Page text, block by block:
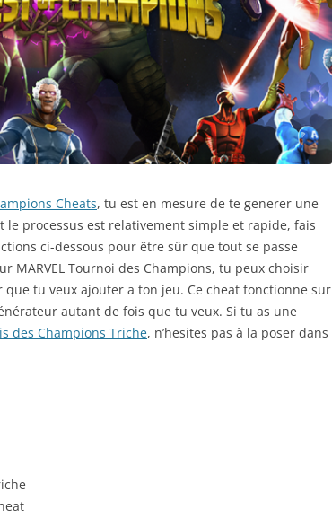
Cheats, tu est en mesure de te generer une
le processus est relativement simple et rapide, fais
ci-dessous pour être sûr que tout se passe
MARVEL Tournoi des Champions, tu peux choisir
que tu veux ajouter a ton jeu. Ce cheat fonctionne sur
autant de fois que tu veux. Si tu as une
des Champions Triche, n’hesites pas à la poser dans